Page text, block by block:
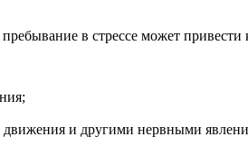
в стрессе может
и другими нервными